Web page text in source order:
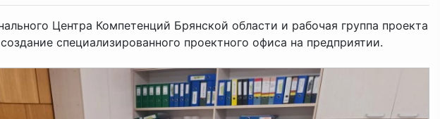
Центра Компетенций Брянской области и рабочая группа проекта
специализированного проектного офиса на предприятии.